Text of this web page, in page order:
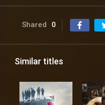
Shared 0
Similar titles